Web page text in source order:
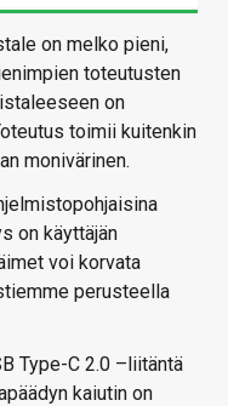
on melko pieni,
toteutusten
on
toimii kuitenkin
monivärinen.
on käyttäjän
voi korvata
perusteella
Type-C 2.0 –liitäntä
kaiutin on